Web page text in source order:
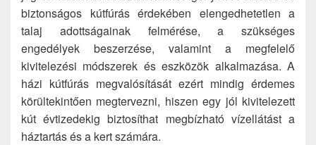
biztonságos kútfúrás érdekében elengedhetetlen a
talaj adottságainak felmérése, a szükséges
engedélyek beszerzése, valamint a megfelelő
kivitelezési módszerek és eszközök alkalmazása. A
házi kútfúrás megvalósítását ezért mindig érdemes
körültekintően megtervezni, hiszen egy jól kivitelezett
kút évtizedekig biztosíthat megbízható vízellátást a
háztartás és a kert számára.